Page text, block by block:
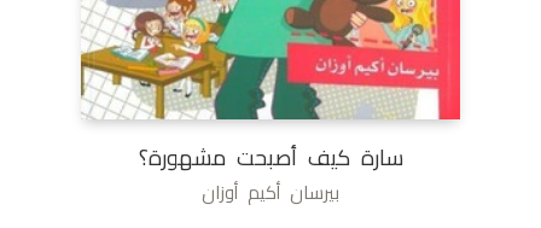
سارة كيف أصبحت مشهورة؟
بيرسان أكيم أوزان